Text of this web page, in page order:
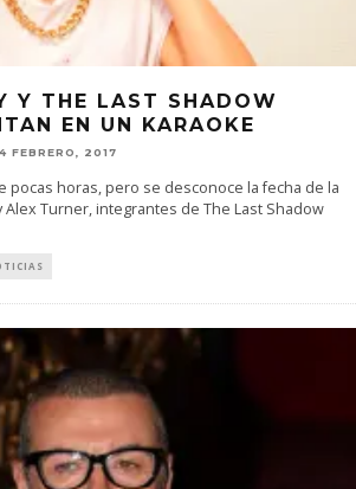
Y THE LAST SHADOW
EN UN KARAOKE
FEBRERO, 2017
pocas horas, pero se desconoce la fecha de la
Alex Turner, integrantes de The Last Shadow